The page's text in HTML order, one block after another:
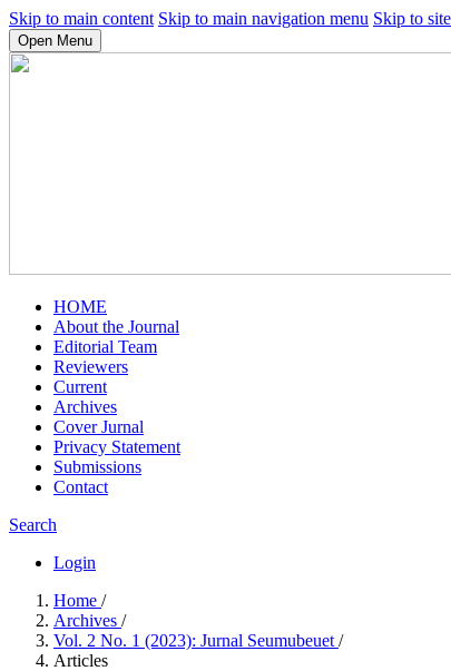
Skip to main content Skip to main navigation menu Skip to
Open Menu
HOME
About the Journal
Editorial Team
Reviewers
Current
Archives
Cover Jurnal
Privacy Statement
Submissions
Contact
Search
Login
Home /
Archives /
Vol. 2 No. 1 (2023): Jurnal Seumubeuet /
Articles